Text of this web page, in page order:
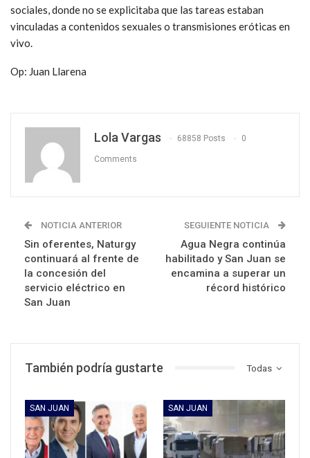
sociales, donde no se explicitaba que las tareas estaban
vinculadas a contenidos sexuales o transmisiones eróticas en
vivo.
Op: Juan Llarena
Lola Vargas 68858 Posts 0
Comments
NOTICIA ANTERIOR
Sin oferentes, Naturgy
continuará al frente de
la concesión del
servicio eléctrico en
San Juan
SEGUIENTE NOTICIA
Agua Negra continúa
habilitado y San Juan se
encamina a superar un
récord histórico
Todas
También podría gustarte
SAN JUAN SAN JUAN